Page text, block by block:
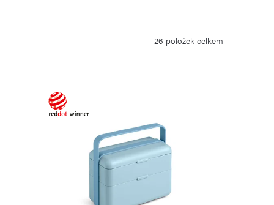
26 položek celkem